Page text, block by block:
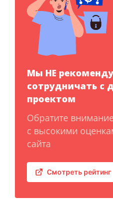
Мы НЕ
сотрудничать с
проектом
Обратите
с высокими
сайта
Смотреть рейтинг